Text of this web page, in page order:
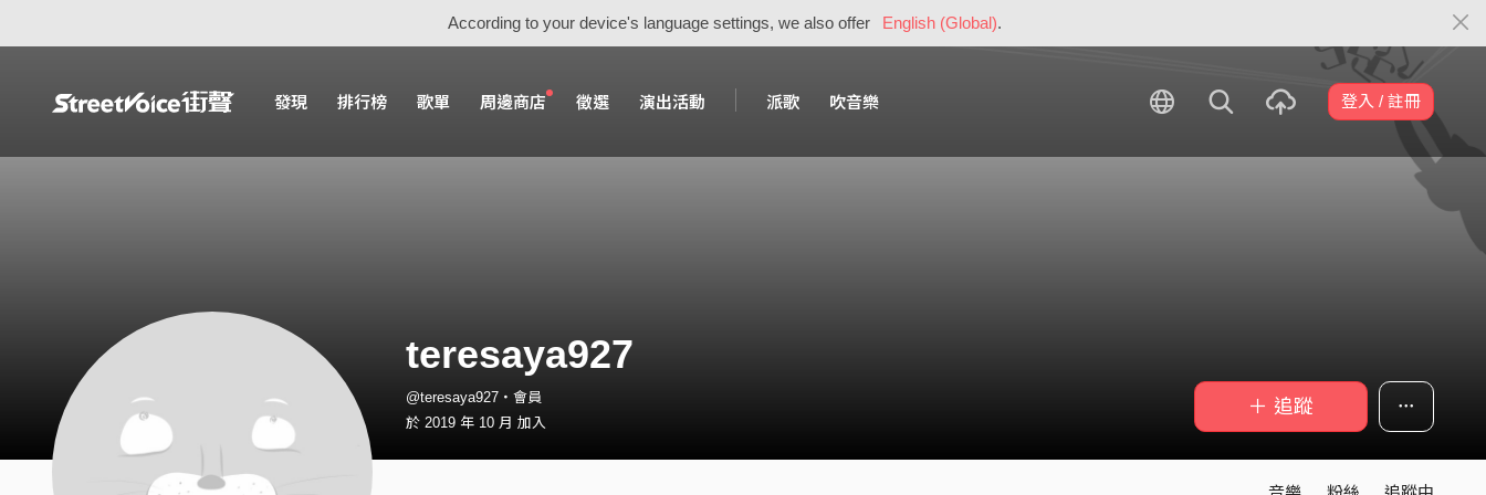
According to your device's language settings, we also offer English (Global).
發現 排行榜 歌單 周邊商店 徵選 演出活動 派歌 吹音樂 登入 / 註冊
teresaya927
@teresaya927・會員
於 2019 年 10 月 加入
＋ 追蹤